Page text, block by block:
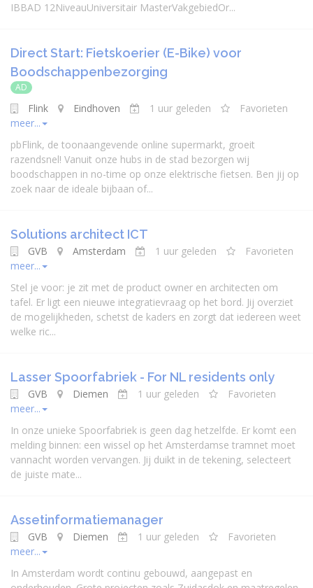
IBBAD 12NiveauUniversitair MasterVakgebiedOr...
Direct Start: Fietskoerier (E-Bike) voor
Boodschappenbezorging
AD
Flink Eindhoven 1 uur geleden
Favorieten
meer...
pbFlink, de toonaangevende online supermarkt, groeit
razendsnel! Vanuit onze hubs in de stad bezorgen wij
boodschappen in no-time op onze elektrische fietsen. Ben jij op
zoek naar de ideale bijbaan of...
Solutions architect ICT
GVB Amsterdam 1 uur geleden
Favorieten
meer...
Stel je voor: je zit met de product owner en architecten om
tafel. Er ligt een nieuwe integratievraag op het bord. Jij overziet
de mogelijkheden, schetst de kaders en zorgt dat iedereen weet
welke ric...
Lasser Spoorfabriek - For NL residents only
GVB Diemen 1 uur geleden
Favorieten
meer...
In onze unieke Spoorfabriek is geen dag hetzelfde. Er komt een
melding binnen: een wissel op het Amsterdamse tramnet moet
vannacht worden vervangen. Jij duikt in de tekening, selecteert
de juiste mate...
Assetinformatiemanager
GVB Diemen 1 uur geleden
Favorieten
meer...
In Amsterdam wordt continu gebouwd, aangepast en